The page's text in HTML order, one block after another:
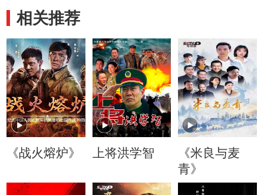
相关推荐
《战火熔炉》 上将洪学智
《米良与麦
青》